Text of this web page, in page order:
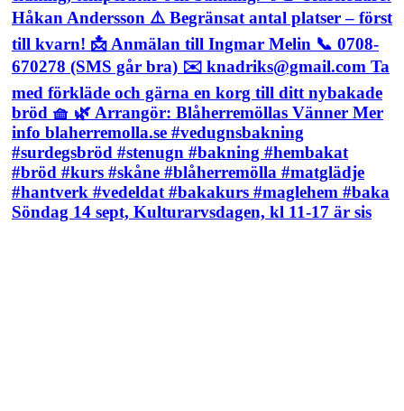
Söndag 14 sept, Kulturarvsdagen, kl 11-17 är sis